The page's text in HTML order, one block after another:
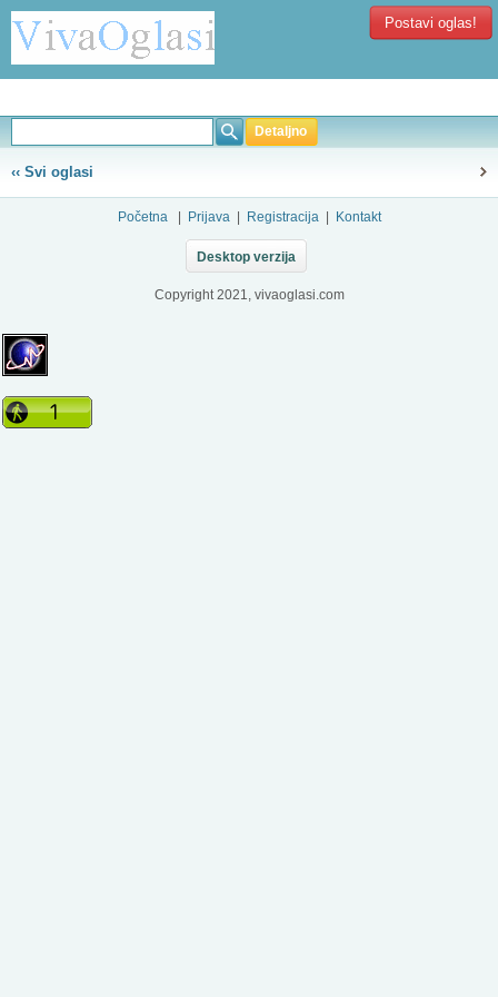
Postavi oglas!
Detaljno
‹‹ Svi oglasi
Početna Prijava Registracija Kontakt
Desktop verzija
Copyright 2021, vivaoglasi.com